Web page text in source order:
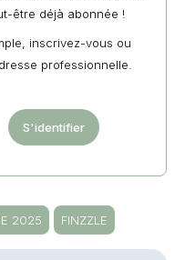
être déjà abonnée !
inscrivez-vous ou
professionnelle.
S'identifier
2025 FINZZLE